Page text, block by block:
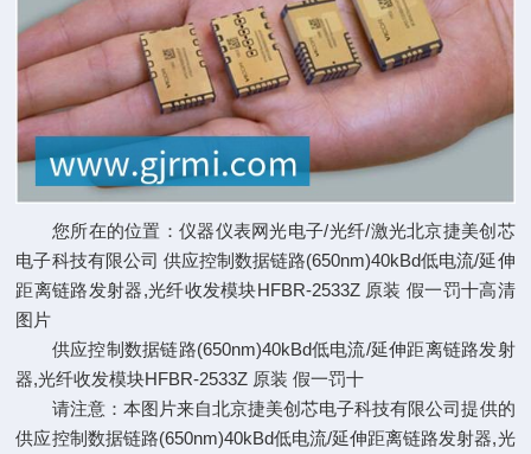
您所在的位置：仪器仪表网光电子/光纤/激光北京捷美创芯
电子科技有限公司 供应控制数据链路(650nm)40kBd低电流/延伸
距离链路发射器,光纤收发模块HFBR-2533Z 原装 假一罚十高清
图片
供应控制数据链路(650nm)40kBd低电流/延伸距离链路发射
器,光纤收发模块HFBR-2533Z 原装 假一罚十
请注意：本图片来自北京捷美创芯电子科技有限公司提供的
供应控制数据链路(650nm)40kBd低电流/延伸距离链路发射器,光